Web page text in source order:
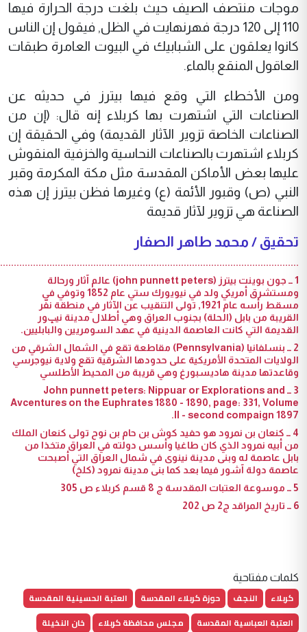
موجات منتصف الصيف حيث بلغت درجة الحرارة فيها
110 إلى 120 درجة فهرنهايت في الظل, فيقول إن الناس
كانوا يعلقون على الشبابيك في البيوت العامرة طبقات
العاقول المنقع بالماء.
ومن الأخطاء التي وقع فيها بيترز في حديثه عن
الصناعات التي اشتهرت بها كربلاء إنه قال: (إن من
الصناعات الخاصة تزوير الآثار القديمة) وفي الحقيقة إن
كربلاء اشتهرت بالصناعات النحاسية والخزفية المنقوش
عليها بعض الأماكن المقدسة مثل مكة المكرمة وقبر
النبي (ص) وقبور الأئمة (ع) وغيرها فظن بيترز إن هذه
الصناعة هي تزوير لآثار قديمة
تحقيق / محمد طاهر الصفار
.............................................................................................................
1 ــ جون بوينت بيترز (john punnett peters) عالم آثار ورحالة
ومستشرق أمريكي ولد في نيويورك ستي عام 1852 وتوفي في
مسقط رأسه عام 1921, تولى التنقيب عن الآثار في منطقة نفّر
القريبة من بابل (الحلة) بجنوب العراق وهي أطلال مدينة نيݒور
القديمة التي كانت العاصمة الدينية في عهد السومريين والبابليين.
2 ــ بنسلفانيا (Pennsylvania) مقاطعة تقع في الشمال الشرقي من
الولايات المتحدة الأمريكية على حدودها الشرقية تقع ولاية نيوجرسي
وقاعدتها مدينة هاديسبورغ وهي قريبة من المحيط الأطلسي
3 ــ John punnett peters: Nippuar or Explorations and
Avcentures on the Euphrates 1880 - 1890, page: 331, Volume
II - second compaign 1897.
4 ــ كنعان بن نمرود هو حفيد كوش بن حام بن نوح تولى كنعان الملك
من أبيه نمرود الذي كان طاغيا وأسس دولته في العراق متخذا من
بابل عاصمة له وبنى مدينة نينوى في شمال العراق التي أصبحت
عاصمة دولة آشور فيما بعد كما بنى مدينة نمرود (كلخ)
5 ــ موسوعة العتبات المقدسة ج 8 قسم كربلاء ص 305
6 ــ تاريخ المراقد ج2 ص 202
كلمات مفتاحية
كربلاء النجف حوزة كربلاء المقدسة
العتبة الحسينية المقدسة
العتبة العباسية المقدسة
مجلس محافظة كربلاء
خان النخيلة